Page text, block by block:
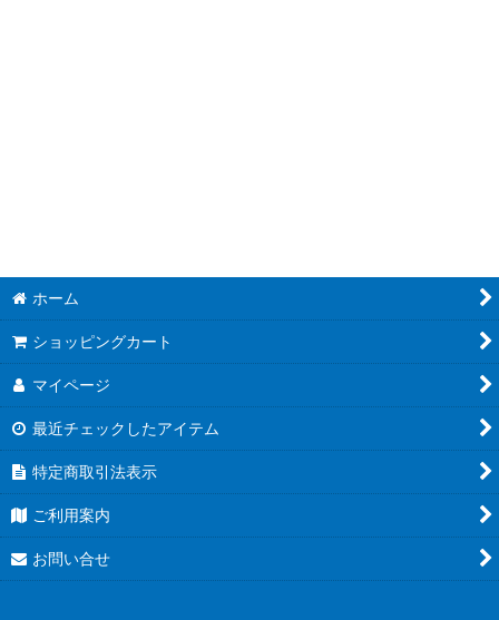
ホーム
ショッピングカート
マイページ
最近チェックしたアイテム
特定商取引法表示
ご利用案内
お問い合せ